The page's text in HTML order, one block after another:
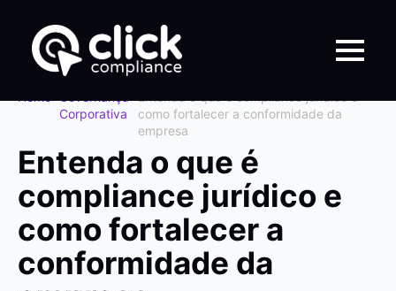
Corporativa
como fortalecer a conformidade da
empresa
Entenda o que é
compliance jurídico e
como fortalecer a
conformidade da